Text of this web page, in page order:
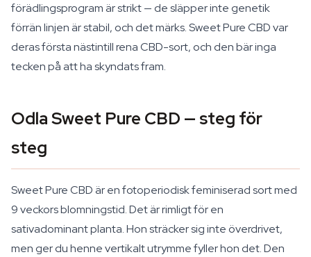
förädlingsprogram är strikt — de släpper inte genetik
förrän linjen är stabil, och det märks. Sweet Pure CBD var
deras första nästintill rena CBD-sort, och den bär inga
tecken på att ha skyndats fram.
Odla Sweet Pure CBD — steg för
steg
Sweet Pure CBD är en fotoperiodisk feminiserad sort med
9 veckors blomningstid. Det är rimligt för en
sativadominant planta. Hon sträcker sig inte överdrivet,
men ger du henne vertikalt utrymme fyller hon det. Den